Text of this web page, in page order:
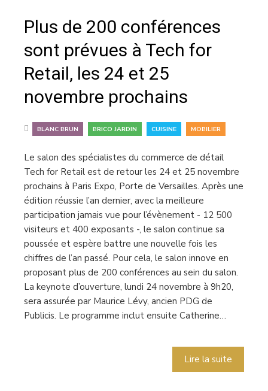
Plus de 200 conférences
sont prévues à Tech for
Retail, les 24 et 25
novembre prochains
BLANC BRUN BRICO JARDIN CUISINE MOBILIER
Le salon des spécialistes du commerce de détail
Tech for Retail est de retour les 24 et 25 novembre
prochains à Paris Expo, Porte de Versailles. Après une
édition réussie l’an dernier, avec la meilleure
participation jamais vue pour l’évènement - 12 500
visiteurs et 400 exposants -, le salon continue sa
poussée et espère battre une nouvelle fois les
chiffres de l’an passé. Pour cela, le salon innove en
proposant plus de 200 conférences au sein du salon.
La keynote d’ouverture, lundi 24 novembre à 9h20,
sera assurée par Maurice Lévy, ancien PDG de
Publicis. Le programme inclut ensuite Catherine…
Lire la suite